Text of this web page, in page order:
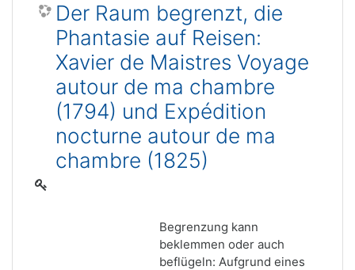
Der Raum begrenzt, die
Phantasie auf Reisen:
Xavier de Maistres Voyage
autour de ma chambre
(1794) und Expédition
nocturne autour de ma
chambre (1825)
Begrenzung kann
beklemmen oder auch
beflügeln: Aufgrund eines